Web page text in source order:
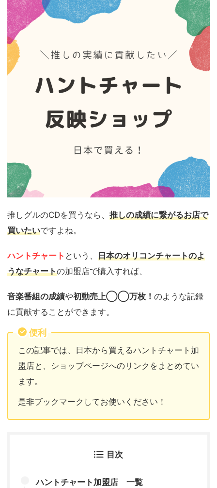
推しグルのCDを買うなら、 推しの成績に繋がるお店で
買いたいですよね。
ハントチャート という、 日本のオリコンチャートのよ
うなチャートの加盟店で購入すれば、
音楽番組の成績や初動売上◯◯万枚！ のような記録
に貢献することができます。
便利
この記事では、日本から買えるハントチャート加
盟店と、ショップページへのリンクをまとめてい
ます。
是非ブックマークしてお使いください！
目次
ハントチャート加盟店 一覧